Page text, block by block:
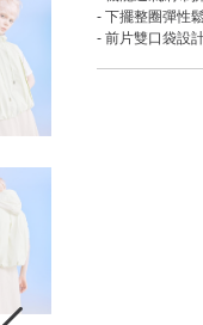
- 下擺整圈彈性
- 前片雙口袋設